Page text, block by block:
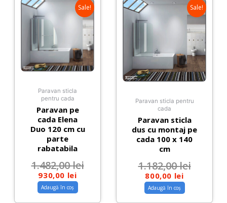
Sale!
Paravan sticla
pentru cada
Paravan pe
cada Elena
Duo 120 cm cu
parte
rabatabila
1.482,00lei
930,00 lei
Adaugă în coș
Sale!
Paravan sticla pentru
cada
Paravan sticla
dus cu montaj pe
cada 100 x 140
cm
1.182,00lei
800,00 lei
Adaugă în coș